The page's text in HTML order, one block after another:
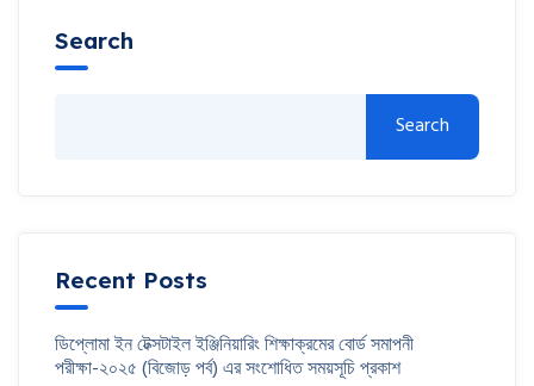
Search
Search
Recent Posts
ডিপ্লোমা ইন টেক্সটাইল ইঞ্জিনিয়ারিং শিক্ষাক্রমের বোর্ড সমাপনী
পরীক্ষা-২০২৫ (বিজোড় পর্ব) এর সংশোধিত সময়সূচি প্রকাশ